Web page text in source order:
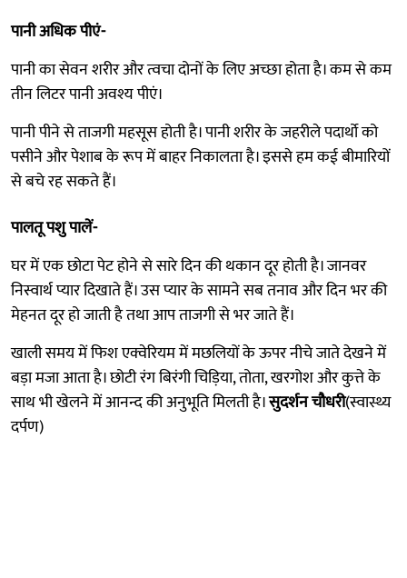
पानी अधिक पीएं-
पानी का सेवन शरीर और त्वचा दोनों के लिए अच्छा होता है। कम से कम
तीन लिटर पानी अवश्य पीएं।
पानी पीने से ताजगी महसूस होती है। पानी शरीर के जहरीले पदार्थो को
पसीने और पेशाब के रूप में बाहर निकालता है। इससे हम कई बीमारियों
से बचे रह सकते हैं।
पालतू पशु पालें-
घर में एक छोटा पेट होने से सारे दिन की थकान दूर होती है। जानवर
निस्वार्थ प्यार दिखाते हैं। उस प्यार के सामने सब तनाव और दिन भर की
मेहनत दूर हो जाती है तथा आप ताजगी से भर जाते हैं।
खाली समय में फिश एक्वेरियम में मछलियों के ऊपर नीचे जाते देखने में
बड़ा मजा आता है। छोटी रंग बिरंगी चिड़िया, तोता, खरगोश और कुत्ते के
साथ भी खेलने में आनन्द की अनुभूति मिलती है।सुदर्शन चौधरी(स्वास्थ्य
दर्पण)